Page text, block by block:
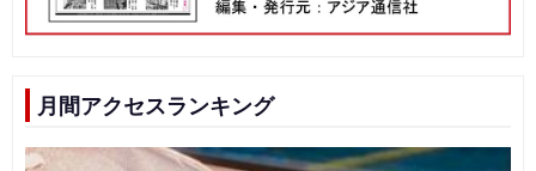
月間アクセスランキング